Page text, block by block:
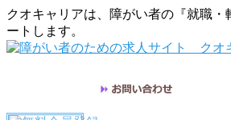
クオキャリアは、障がい者の『就職・
ートします。